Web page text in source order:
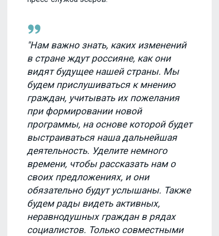
"Нам важно знать, каких изменений
в стране ждут россияне, как они
видят будущее нашей страны. Мы
будем прислушиваться к мнению
граждан, учитывать их пожелания
при формировании новой
программы, на основе которой будет
выстраиваться наша дальнейшая
деятельность. Уделите немного
времени, чтобы рассказать нам о
своих предложениях, и они
обязательно будут услышаны. Также
будем рады видеть активных,
неравнодушных граждан в рядах
социалистов. Только совместными